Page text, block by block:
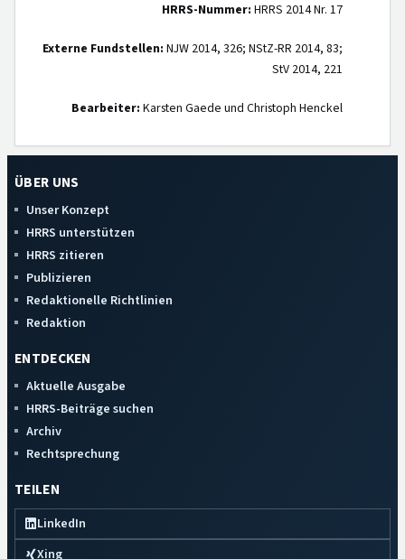
HRRS-Nummer: HRRS 2014 Nr. 17
Externe Fundstellen: NJW 2014, 326; NStZ-RR 2014, 83;
StV 2014, 221
Bearbeiter: Karsten Gaede und Christoph Henckel
ÜBER UNS
Unser Konzept
HRRS unterstützen
HRRS zitieren
Publizieren
Redaktionelle Richtlinien
Redaktion
ENTDECKEN
Aktuelle Ausgabe
HRRS-Beiträge suchen
Archiv
Rechtsprechung
TEILEN
LinkedIn
Xing